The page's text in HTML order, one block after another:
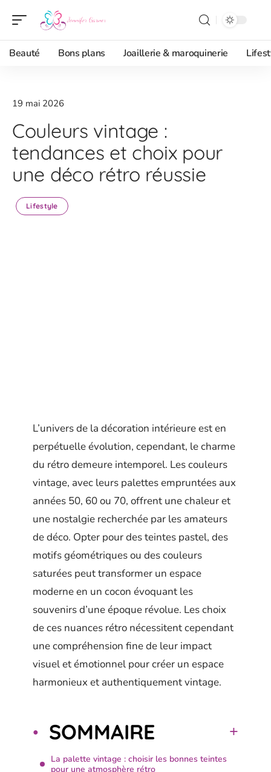
Beauté Bons plans Joaillerie & maroquinerie
19 mai 2026
Couleurs vintage :
tendances et choix pour
une déco rétro réussie
Lifestyle
L’univers de la décoration intérieure est en
perpétuelle évolution, cependant, le charme
du rétro demeure intemporel. Les couleurs
vintage, avec leurs palettes empruntées aux
années 50, 60 ou 70, offrent une chaleur et
une nostalgie recherchée par les amateurs
de déco. Opter pour des teintes pastel, des
motifs géométriques ou des couleurs
saturées peut transformer un espace
moderne en un cocon évoquant les
souvenirs d’une époque révolue. Les choix
de ces nuances rétro nécessitent cependant
une compréhension fine de leur impact
visuel et émotionnel pour créer un espace
harmonieux et authentiquement vintage.
SOMMAIRE
La palette vintage : choisir les bonnes teintes
pour une atmosphère rétro